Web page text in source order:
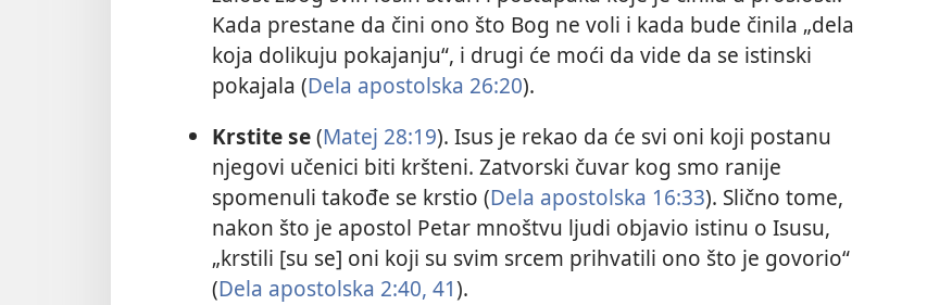
Kada prestane da čini ono što Bog ne voli i kada bude činila „dela
koja dolikuju pokajanju“, i drugi će moći da vide da se istinski
pokajala (Dela apostolska 26:20).
Krstite se(Matej 28:19). Isus je rekao da će svi oni koji postanu
njegovi učenici biti kršteni. Zatvorski čuvar kog smo ranije
spomenuli takođe se krstio (Dela apostolska 16:33). Slično tome,
nakon što je apostol Petar mnoštvu ljudi objavio istinu o Isusu,
„krstili [su se] oni koji su svim srcem prihvatili ono što je govorio“
(Dela apostolska 2:40, 41).